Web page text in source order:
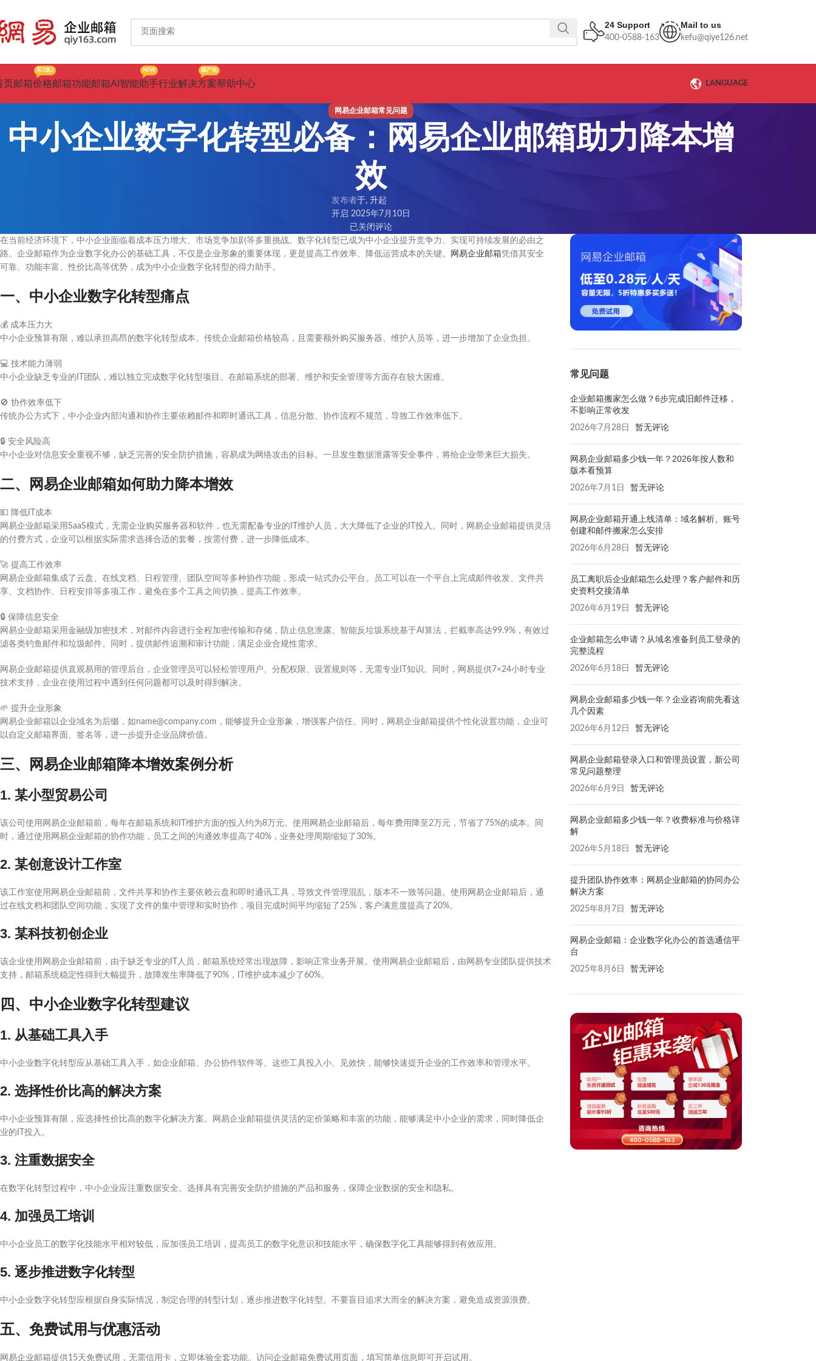
24 Support
400-0588-163
Mail to us
kefu@qiye126.net
页邮箱价格
买3送3
邮箱功能邮箱AI智能助手
NEW
行业解决方案
国产化
帮助中心 LANGUAGE
网易企业邮箱常见问题
中小企业数字化转型必备：网易企业邮箱助力降本增
效
发布者于, 升起
开启 2025年7月10日
已关闭评论
在当前经济环境下，中小企业面临着成本压力增大、市场竞争加剧等多重挑战。数字化转型已成为中小企业提升竞争力、实现可持续发展的必由之
路。企业邮箱作为企业数字化办公的基础工具，不仅是企业形象的重要体现，更是提高工作效率、降低运营成本的关键。
网易企业邮箱凭借其安全
可靠、功能丰富、性价比高等优势，成为中小企业数字化转型的得力助手。
一、中小企业数字化转型痛点
💰 成本压力大
中小企业预算有限，难以承担高昂的数字化转型成本。传统企业邮箱价格较高，且需要额外购买服务器、维护人员等，进一步增加了企业负担。
💻 技术能力薄弱
中小企业缺乏专业的IT团队，难以独立完成数字化转型项目。在邮箱系统的部署、维护和安全管理等方面存在较大困难。
🚫 协作效率低下
传统办公方式下，中小企业内部沟通和协作主要依赖邮件和即时通讯工具，信息分散、协作流程不规范，导致工作效率低下。
🔒 安全风险高
中小企业对信息安全重视不够，缺乏完善的安全防护措施，容易成为网络攻击的目标。一旦发生数据泄露等安全事件，将给企业带来巨大损失。
二、网易企业邮箱如何助力降本增效
💵 降低IT成本
网易企业邮箱采用SaaS模式，无需企业购买服务器和软件，也无需配备专业的IT维护人员，大大降低了企业的IT投入。同时，网易企业邮箱提供灵活
的付费方式，企业可以根据实际需求选择合适的套餐，按需付费，进一步降低成本。
🚀 提高工作效率
网易企业邮箱集成了云盘、在线文档、日程管理、团队空间等多种协作功能，形成一站式办公平台。员工可以在一个平台上完成邮件收发、文件共
享、文档协作、日程安排等多项工作，避免在多个工具之间切换，提高工作效率。
🔒 保障信息安全
网易企业邮箱采用金融级加密技术，对邮件内容进行全程加密传输和存储，防止信息泄露。智能反垃圾系统基于AI算法，拦截率高达99.9%，有效过
滤各类钓鱼邮件和垃圾邮件。同时，提供邮件追溯和审计功能，满足企业合规性需求。
网易企业邮箱提供直观易用的管理后台，企业管理员可以轻松管理用户、分配权限、设置规则等，无需专业IT知识。同时，网易提供7×24小时专业
技术支持，企业在使用过程中遇到任何问题都可以及时得到解决。
🌱 提升企业形象
网易企业邮箱以企业域名为后缀，如name@company.com，能够提升企业形象，增强客户信任。同时，网易企业邮箱提供个性化设置功能，企业可
以自定义邮箱界面、签名等，进一步提升企业品牌价值。
三、网易企业邮箱降本增效案例分析
1. 某小型贸易公司
该公司使用网易企业邮箱前，每年在邮箱系统和IT维护方面的投入约为8万元。使用网易企业邮箱后，每年费用降至2万元，节省了75%的成本。同
时，通过使用网易企业邮箱的协作功能，员工之间的沟通效率提高了40%，业务处理周期缩短了30%。
2. 某创意设计工作室
该工作室使用网易企业邮箱前，文件共享和协作主要依赖云盘和即时通讯工具，导致文件管理混乱，版本不一致等问题。使用网易企业邮箱后，通
过在线文档和团队空间功能，实现了文件的集中管理和实时协作，项目完成时间平均缩短了25%，客户满意度提高了20%。
3. 某科技初创企业
该企业使用网易企业邮箱前，由于缺乏专业的IT人员，邮箱系统经常出现故障，影响正常业务开展。使用网易企业邮箱后，由网易专业团队提供技术
支持，邮箱系统稳定性得到大幅提升，故障发生率降低了90%，IT维护成本减少了60%。
四、中小企业数字化转型建议
1. 从基础工具入手
中小企业数字化转型应从基础工具入手，如企业邮箱、办公协作软件等。这些工具投入小、见效快，能够快速提升企业的工作效率和管理水平。
2. 选择性价比高的解决方案
中小企业预算有限，应选择性价比高的数字化解决方案。网易企业邮箱提供灵活的定价策略和丰富的功能，能够满足中小企业的需求，同时降低企
业的IT投入。
3. 注重数据安全
在数字化转型过程中，中小企业应注重数据安全。选择具有完善安全防护措施的产品和服务，保障企业数据的安全和隐私。
4. 加强员工培训
中小企业员工的数字化技能水平相对较低，应加强员工培训，提高员工的数字化意识和技能水平，确保数字化工具能够得到有效应用。
5. 逐步推进数字化转型
中小企业数字化转型应根据自身实际情况，制定合理的转型计划，逐步推进数字化转型。不要盲目追求大而全的解决方案，避免造成资源浪费。
五、免费试用与优惠活动
网易企业邮箱提供15天免费试用，无需信用卡，立即体验全套功能。访问企业邮箱免费试用页面，填写简单信息即可开启试用。
常见问题
企业邮箱搬家怎么做？6步完成旧邮件迁移，
不影响正常收发
2026年7月28日 暂无评论
网易企业邮箱多少钱一年？2026年按人数和
版本看预算
2026年7月1日 暂无评论
网易企业邮箱开通上线清单：域名解析、账号
创建和邮件搬家怎么安排
2026年6月28日 暂无评论
员工离职后企业邮箱怎么处理？客户邮件和历
史资料交接清单
2026年6月19日 暂无评论
企业邮箱怎么申请？从域名准备到员工登录的
完整流程
2026年6月18日 暂无评论
网易企业邮箱多少钱一年？企业咨询前先看这
几个因素
2026年6月12日 暂无评论
网易企业邮箱登录入口和管理员设置，新公司
常见问题整理
2026年6月9日 暂无评论
网易企业邮箱多少钱一年？收费标准与价格详
解
2026年5月18日 暂无评论
提升团队协作效率：网易企业邮箱的协同办公
解决方案
2025年8月7日 暂无评论
网易企业邮箱：企业数字化办公的首选通信平
台
2025年8月6日 暂无评论